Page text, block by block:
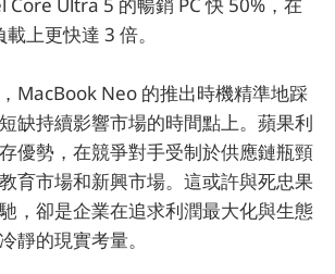
上更快達 3 倍。
MacBook Neo 的推出時機精準地踩
缺持續影響市場的時間點上。蘋果利
優勢，在競爭對手受制於供應鏈瓶頸
育市場和新興市場。這或許與死忠果
，卻是企業在追求利潤最大化與生態
靜的現實考量。